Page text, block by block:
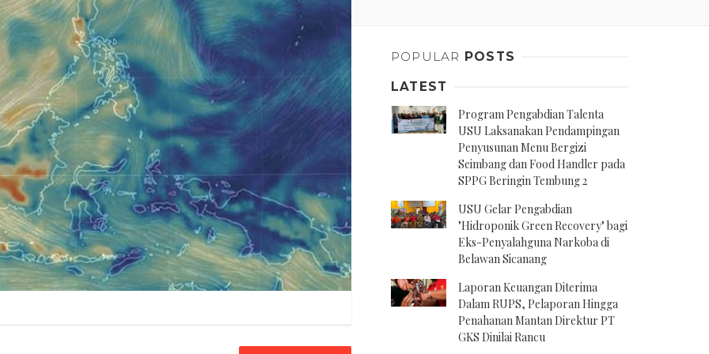
POPULAR POSTS
LATEST
Program Pengabdian Talenta
USU Laksanakan Pendampingan
Penyusunan Menu Bergizi
Seimbang dan Food Handler pada
SPPG Beringin Tembung 2
USU Gelar Pengabdian
"Hidroponik Green Recovery" bagi
Eks-Penyalahguna Narkoba di
Belawan Sicanang
Laporan Keuangan Diterima
Dalam RUPS, Pelaporan Hingga
Penahanan Mantan Direktur PT
GKS Dinilai Rancu